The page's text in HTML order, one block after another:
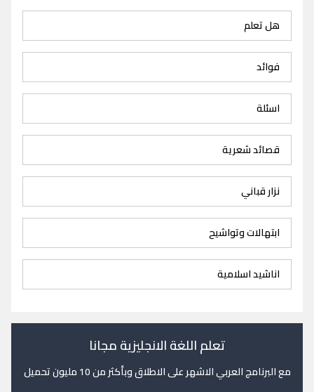
هل تعلم
فوائد
اسئلة
قصائد شعرية
نزار قباني
ابتهالات وتواشيح
اناشيد اسلامية
تعلم اللغة الانجليزية مجانا
مع البرنامج العربي الاشهر على الاطلاق وبأكثر من 10 مليون تحميل